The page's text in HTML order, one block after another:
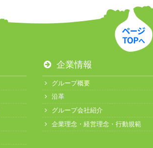
企業情報
グループ概要
沿革
グループ会社紹介
企業理念・経営理念・行動規範